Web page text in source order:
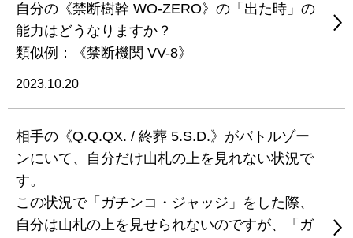
自分の《禁断樹幹 WO-ZERO》の「出た時」の
能力はどうなりますか？
類似例：《禁断機関 VV-8》
2023.10.20
相手の《Q.Q.QX. / 終葬 5.S.D.》がバトルゾー
ンにいて、自分だけ山札の上を見れない状況で
す。
この状況で「ガチンコ・ジャッジ」をした際、
自分は山札の上を見せられないのですが、「ガ